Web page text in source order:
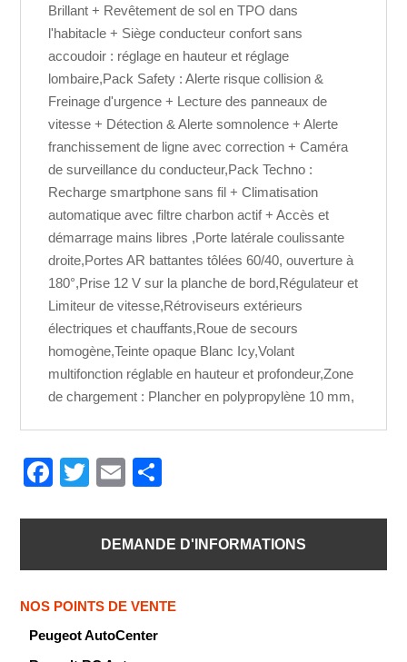
Brillant + Revêtement de sol en TPO dans
l'habitacle + Siège conducteur confort sans
accoudoir : réglage en hauteur et réglage
lombaire,Pack Safety : Alerte risque collision &
Freinage d'urgence + Lecture des panneaux de
vitesse + Détection & Alerte somnolence + Alerte
franchissement de ligne avec correction + Caméra
de surveillance du conducteur,Pack Techno :
Recharge smartphone sans fil + Climatisation
automatique avec filtre charbon actif + Accès et
démarrage mains libres ,Porte latérale coulissante
droite,Portes AR battantes tôlées 60/40, ouverture à
180°,Prise 12 V sur la planche de bord,Régulateur et
Limiteur de vitesse,Rétroviseurs extérieurs
électriques et chauffants,Roue de secours
homogène,Teinte opaque Blanc Icy,Volant
multifonction réglable en hauteur et profondeur,Zone
de chargement : Plancher en polypropylène 10 mm,
F
o
o
T
tt
er
E
ail ta
g
DEMANDE D'INFORMATIONS
NOS POINTS DE VENTE
Peugeot AutoCenter